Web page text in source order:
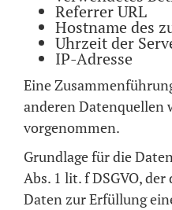
Referrer URL
Hostname des
Uhrzeit der
IP-Adresse
Eine
anderen Datenquellen
vorgenommen.
Grundlage für die
Abs. 1 lit. f DSGVO,
Daten zur Erfüllung